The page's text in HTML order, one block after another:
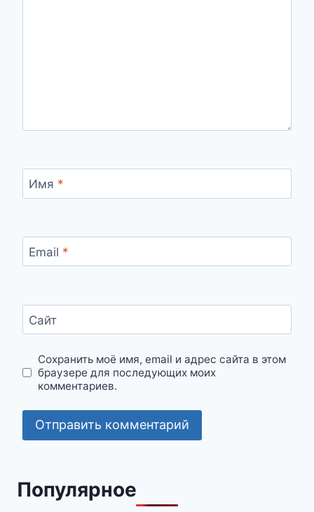
Имя *
Email *
Сайт
Сохранить моё имя, email и адрес сайта в этом
браузере для последующих моих
комментариев.
Популярное